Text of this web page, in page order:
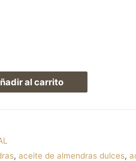
al carrito
, aceite de almendras dulces,